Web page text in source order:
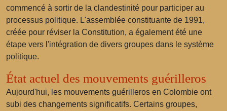
commencé à sortir de la clandestinité pour participer au
processus politique. L'assemblée constituante de 1991,
créée pour réviser la Constitution, a également été une
étape vers l'intégration de divers groupes dans le système
politique.
État actuel des mouvements guérilleros
Aujourd'hui, les mouvements guérilleros en Colombie ont
subi des changements significatifs. Certains groupes,